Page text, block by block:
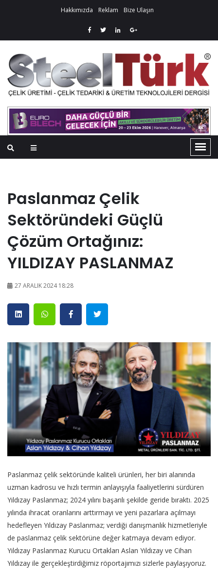
Hakkımızda Reklam Bize Ulaşın
Paslanmaz Çelik
Sektöründeki Güçlü
Çözüm Ortağınız:
YILDIZAY PASLANMAZ
27 ARALIK 2024 18:28
Paslanmaz çelik sektöründe kaliteli ürünleri, her biri alanında
uzman kadrosu ve hızlı termin anlayışıyla faaliyetlerini sürdüren
Yıldızay Paslanmaz; 2024 yılını başarılı şekilde geride bıraktı. 2025
yılında ihracat oranlarını arttırmayı ve yeni pazarlara açılmayı
hedefleyen Yıldızay Paslanmaz; verdiği danışmanlık hizmetleriyle
de paslanmaz çelik sektörüne değer katmaya devam ediyor.
Yıldızay Paslanmaz Kurucu Ortakları Aslan Yıldızay ve Cihan
Yıldızay ile gerçekleştirdiğimiz röportajımızı sizlerle paylaşıyoruz.